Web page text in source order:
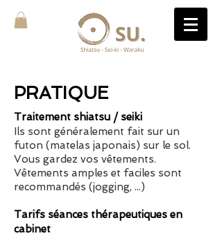
PRATIQUE
Traitement shiatsu / seiki
Ils sont généralement fait sur un
futon (matelas japonais) sur le sol.
Vous gardez vos vêtements.
Vêtements amples et faciles sont
recommandés (jogging, ...)
Tarifs séances thérapeutiques en
cabinet